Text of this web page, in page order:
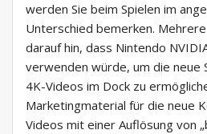
werden Sie beim Spielen im
Unterschied bemerken.
darauf hin, dass Nintendo
verwenden würde, um die neue
4K-Videos im Dock zu
Marketingmaterial für die neue
Videos mit einer Auflösung von